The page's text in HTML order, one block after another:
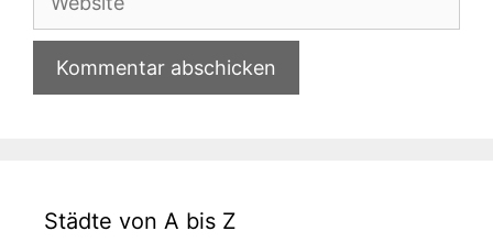
Städte von A bis Z